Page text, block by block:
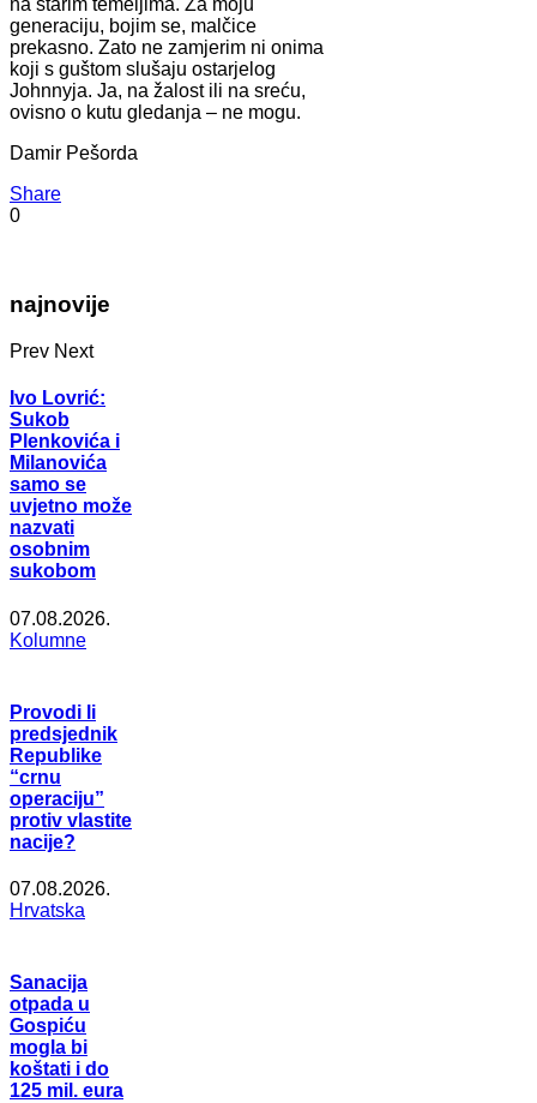
generaciju, bojim se, malčice
prekasno. Zato ne zamjerim ni onima
koji s guštom slušaju ostarjelog
Johnnyja. Ja, na žalost ili na sreću,
ovisno o kutu gledanja – ne mogu.
Damir Pešorda
Share
0
najnovije
Prev Next
Ivo Lovrić:
Sukob
Plenkovića i
Milanovića
samo se
uvjetno može
nazvati
osobnim
sukobom
07.08.2026.
Kolumne
Provodi li
predsjednik
Republike
“crnu
operaciju”
protiv vlastite
nacije?
07.08.2026.
Hrvatska
Sanacija
otpada u
Gospiću
mogla bi
koštati i do
125 mil. eura